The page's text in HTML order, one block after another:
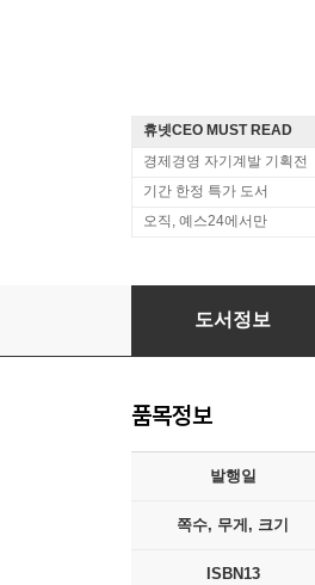
휴넷CEO MUST READ
경제경영 자기계발 기획전
기간 한정 특가 도서
오직, 예스24에서만
인사 · 노무 실무가이드
도서정보
품목정보
발행일
쪽수, 무게, 크기
ISBN13